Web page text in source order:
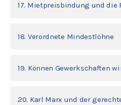
17. Mietpreisbindung und die
18. Verordnete Mindestlöhne
19. Können Gewerkschaften
20. Karl Marx und der